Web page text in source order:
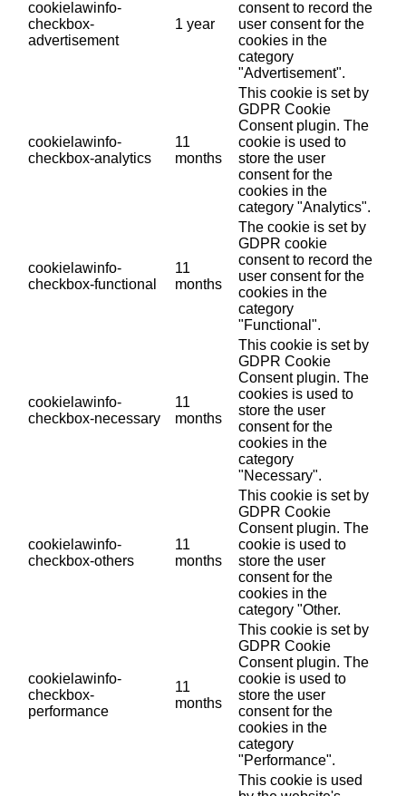
cookielawinfo-
checkbox-
advertisement
1 year
consent to record the
user consent for the
cookies in the
category
"Advertisement".
cookielawinfo-
checkbox-analytics
11
months
This cookie is set by
GDPR Cookie
Consent plugin. The
cookie is used to
store the user
consent for the
cookies in the
category "Analytics".
cookielawinfo-
checkbox-functional
11
months
The cookie is set by
GDPR cookie
consent to record the
user consent for the
cookies in the
category
"Functional".
cookielawinfo-
checkbox-necessary
11
months
This cookie is set by
GDPR Cookie
Consent plugin. The
cookies is used to
store the user
consent for the
cookies in the
category
"Necessary".
cookielawinfo-
checkbox-others
11
months
This cookie is set by
GDPR Cookie
Consent plugin. The
cookie is used to
store the user
consent for the
cookies in the
category "Other.
cookielawinfo-
checkbox-
performance
11
months
This cookie is set by
GDPR Cookie
Consent plugin. The
cookie is used to
store the user
consent for the
cookies in the
category
"Performance".
This cookie is used